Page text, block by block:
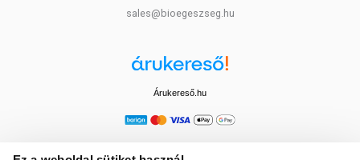
sales@bioegeszseg.hu
Árukereső.hu